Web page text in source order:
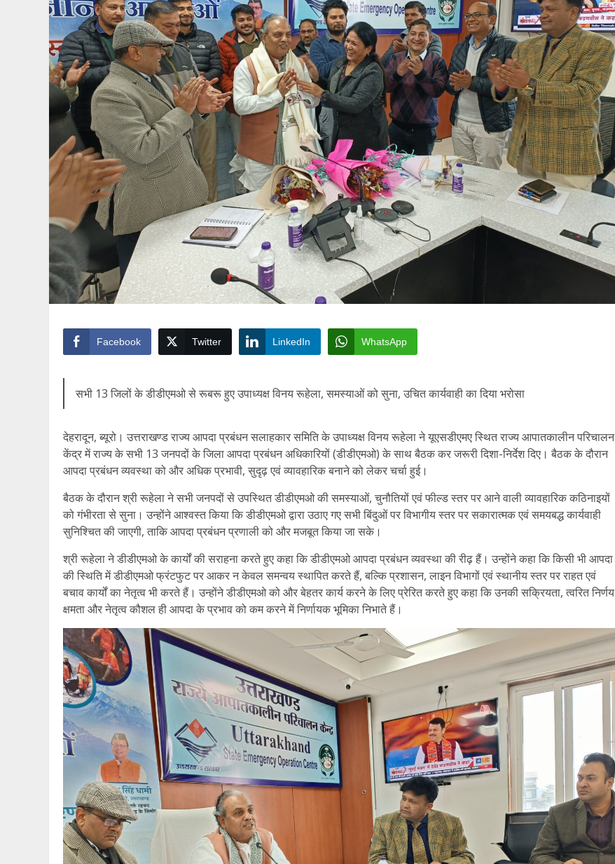
Facebook Twitter LinkedIn WhatsApp
सभी 13 जिलों के डीडीएमओ से रूबरू हुए उपाध्यक्ष विनय रूहेला, समस्याओं को सुना, उचित कार्यवाही का दिया भरोसा
देहरादून, ब्यूरो। उत्तराखण्ड राज्य आपदा प्रबंधन सलाहकार समिति के उपाध्यक्ष विनय रूहेला ने यूएसडीएमए स्थित राज्य आपातकालीन परिचालन
केंद्र में राज्य के सभी 13 जनपदों के जिला आपदा प्रबंधन अधिकारियों (डीडीएमओ) के साथ बैठक कर जरूरी दिशा-निर्देश दिए। बैठक के दौरान
आपदा प्रबंधन व्यवस्था को और अधिक प्रभावी, सुदृढ़ एवं व्यावहारिक बनाने को लेकर चर्चा हुई।
बैठक के दौरान श्री रूहेला ने सभी जनपदों से उपस्थित डीडीएमओ की समस्याओं, चुनौतियों एवं फील्ड स्तर पर आने वाली व्यावहारिक कठिनाइयों
को गंभीरता से सुना। उन्होंने आश्वस्त किया कि डीडीएमओ द्वारा उठाए गए सभी बिंदुओं पर विभागीय स्तर पर सकारात्मक एवं समयबद्ध कार्यवाही
सुनिश्चित की जाएगी, ताकि आपदा प्रबंधन प्रणाली को और मजबूत किया जा सके।
श्री रूहेला ने डीडीएमओ के कार्यों की सराहना करते हुए कहा कि डीडीएमओ आपदा प्रबंधन व्यवस्था की रीढ़ हैं। उन्होंने कहा कि किसी भी आपदा
की स्थिति में डीडीएमओ फ्रंटफुट पर आकर न केवल समन्वय स्थापित करते हैं, बल्कि प्रशासन, लाइन विभागों एवं स्थानीय स्तर पर राहत एवं
बचाव कार्यों का नेतृत्व भी करते हैं। उन्होंने डीडीएमओ को और बेहतर कार्य करने के लिए प्रेरित करते हुए कहा कि उनकी सक्रियता, त्वरित निर्णय
क्षमता और नेतृत्व कौशल ही आपदा के प्रभाव को कम करने में निर्णायक भूमिका निभाते हैं।